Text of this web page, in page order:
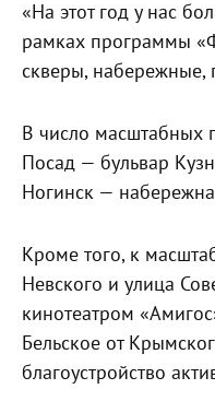
«На этот год у нас
рамках программы
скверы, набережные,
В число масштабных
Посад — бульвар
Ногинск —
Кроме того, к
Невского и улица
кинотеатром
Бельское от
благоустройство